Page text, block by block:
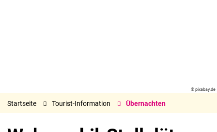
© pixabay.de
Startseite Tourist-Information Übernachten